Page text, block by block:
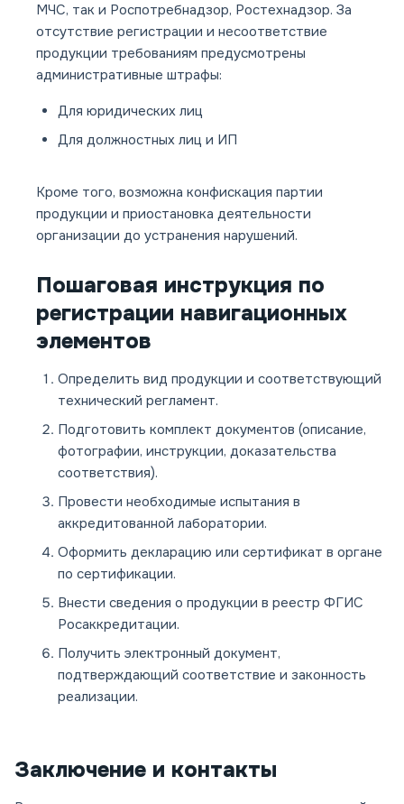
МЧС, так и Роспотребнадзор, Ростехнадзор. За
отсутствие регистрации и несоответствие
продукции требованиям предусмотрены
административные штрафы:
Для юридических лиц
Для должностных лиц и ИП
Кроме того, возможна конфискация партии
продукции и приостановка деятельности
организации до устранения нарушений.
Пошаговая инструкция по
регистрации навигационных
элементов
Определить вид продукции и соответствующий
технический регламент.
Подготовить комплект документов (описание,
фотографии, инструкции, доказательства
соответствия).
Провести необходимые испытания в
аккредитованной лаборатории.
Оформить декларацию или сертификат в органе
по сертификации.
Внести сведения о продукции в реестр ФГИС
Росаккредитации.
Получить электронный документ,
подтверждающий соответствие и законность
реализации.
Заключение и контакты